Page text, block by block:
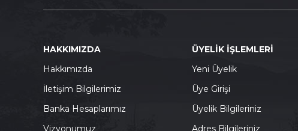
HAKKIMIZDA ÜYELİK İŞLEMLERİ
Hakkımızda
Yeni Üyelik
İletişim Bilgilerimiz
Üye Girişi
Banka Hesaplarımız
Üyelik Bilgileriniz
Vizyonumuz
Adres Bilgileriniz